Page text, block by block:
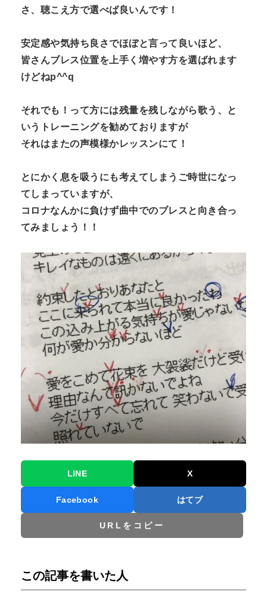
さ、聴こえ方で選べば良いんです！
安定感や気持ち良さでほぼと言って良いほど、
皆さんブレス位置を上手く増やす方を選ばれます
けどねp^^q
それでも！って方には残量を残しながら歌う、と
いうトレーニングを勧めておりますが
それはまたの声模様かレッスンにて！
とにかく息を吸うにも考えてしまうご時世になっ
てしまっていますが、
コロナなんかに負けず曲中でのブレスと向き合っ
てみましょう！！
LINE X
Facebook はてブ
URLをコピー
この記事を書いた人